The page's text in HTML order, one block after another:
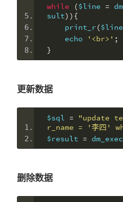
while
($line =
sult)){
    print_r
($line
    echo
'<br>' ;
}
更新数据
$sql =
"update
r_name = '李四'
$result = dm_exec
删除数据